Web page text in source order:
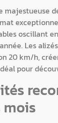
majestueuse
oscillant
Les
20 km/h,
pour